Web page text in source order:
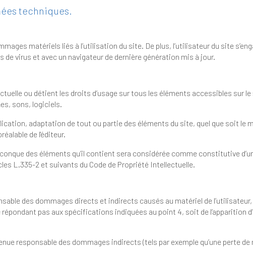
techniques.
du site. De plus, l’utilisateur du site s’engage à accéder
au site en utilisant un matériel récent, ne contenant pas de virus et avec un navigateur de dernière génération mis à jour.
éléments accessibles sur le site,
textes, images, graphismes, logo, icônes, sons, logiciels.
partie des éléments du site, quel que soit le moyen ou le
procédé utilisé, est interdite, sauf autorisation écrite préalable de l'éditeur.
sera considérée comme constitutive d’une contrefaçon
et poursuivie conformément aux dispositions des articles L.335-2 et suivants du Code de Propriété Intellectuelle.
indirects causés au matériel de l’utilisateur, lors de l’accès
indirects (tels par exemple qu’une perte de marché ou